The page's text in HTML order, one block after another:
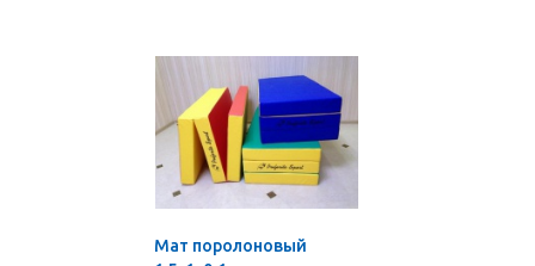
Мат поролоновый